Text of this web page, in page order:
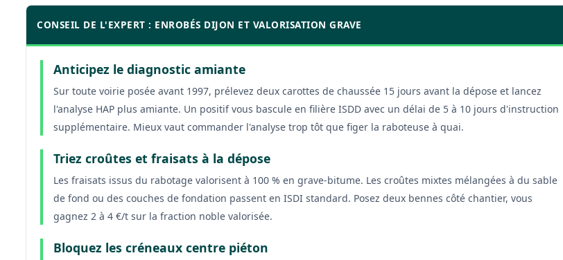
CONSEIL DE L'EXPERT : ENROBÉS DIJON ET VALORISATION GRAVE
Anticipez le diagnostic amiante
Sur toute voirie posée avant 1997, prélevez deux carottes de chaussée 15 jours avant la dépose et lancez
l'analyse HAP plus amiante. Un positif vous bascule en filière ISDD avec un délai de 5 à 10 jours d'instruction
supplémentaire. Mieux vaut commander l'analyse trop tôt que figer la raboteuse à quai.
Triez croûtes et fraisats à la dépose
Les fraisats issus du rabotage valorisent à 100 % en grave-bitume. Les croûtes mixtes mélangées à du sable
de fond ou des couches de fondation passent en ISDI standard. Posez deux bennes côté chantier, vous
gagnez 2 à 4 €/t sur la fraction noble valorisée.
Bloquez les créneaux centre piéton